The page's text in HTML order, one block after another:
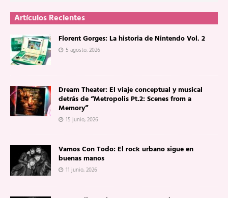
Artículos Recientes
Florent Gorges: La historia de Nintendo Vol. 2
5 agosto, 2026
Dream Theater: El viaje conceptual y musical
detrás de “Metropolis Pt.2: Scenes from a
Memory”
15 junio, 2026
Vamos Con Todo: El rock urbano sigue en
buenas manos
11 junio, 2026